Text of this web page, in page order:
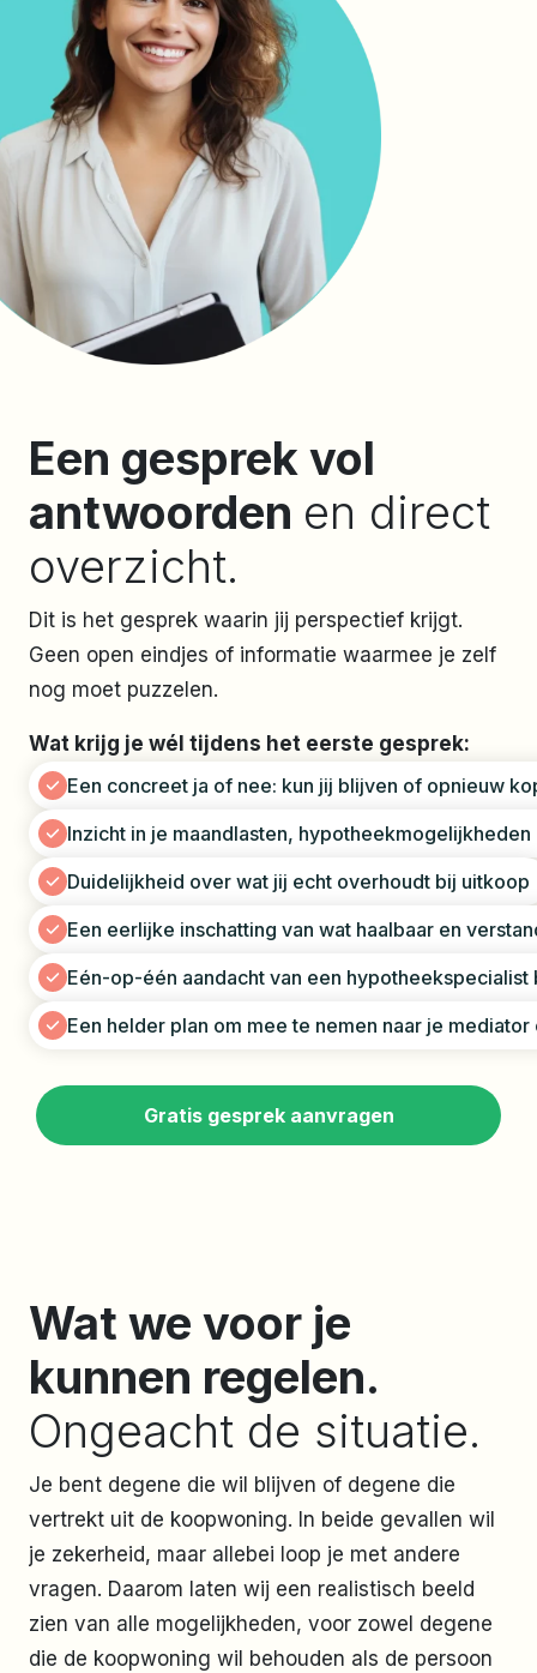
Een gesprek vol
antwoorden en direct
overzicht.
Dit is het gesprek waarin jij perspectief krijgt.
Geen open eindjes of informatie waarmee je zelf
nog moet puzzelen.
Wat krijg je wél tijdens het eerste gesprek:
Een concreet ja of nee: kun jij blijven of opnieuw
Inzicht in je maandlasten,
Duidelijkheid over wat jij echt overhoudt bij uitkoop
Een eerlijke inschatting van wat haalbaar en
Eén-op-één aandacht van een hypotheekspecialist
Een helder plan om mee te nemen naar je
Gratis gesprek aanvragen
Wat we voor je
kunnen regelen.
Ongeacht de situatie.
Je bent degene die wil blijven of degene die
vertrekt uit de koopwoning. In beide gevallen wil
je zekerheid, maar allebei loop je met andere
vragen. Daarom laten wij een realistisch beeld
zien van alle mogelijkheden, voor zowel degene
die de koopwoning wil behouden als de persoon